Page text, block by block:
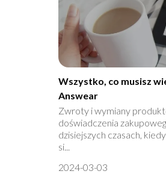
Wszystko, co musisz
Answear
Zwroty i wymiany
doświadczenia
dzisiejszych czasach,
si...
2024-03-03